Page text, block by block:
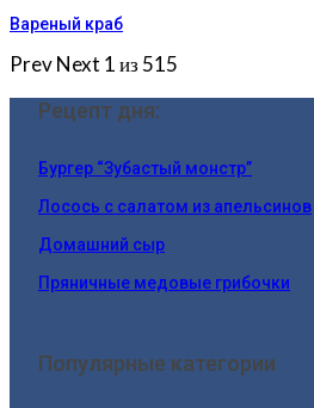
Вареный краб
PrevNext 1 из 515
Рецепт дня:
Бургер “Зубастый монстр”
Лосось с салатом из апельсинов
Домашний сыр
Пряничные медовые грибочки
Популярные категории